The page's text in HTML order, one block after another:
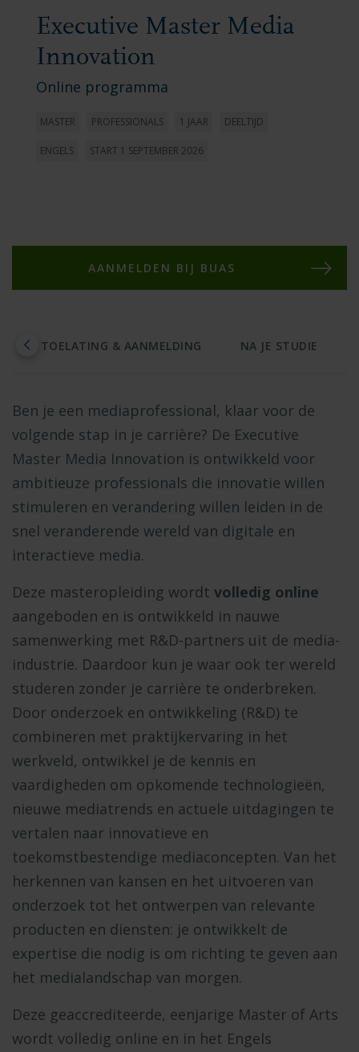
Executive Master Media
Innovation
Online programma
MASTER PROFESSIONALS 1 JAAR DEELTIJD
ENGELS START 1 SEPTEMBER 2026
AANMELDEN BIJ BUAS
TOELATING & AANMELDING NA JE STUDIE
Ben je een mediaprofessional, klaar voor de
volgende stap in je carrière? De Executive
Master Media Innovation is ontwikkeld voor
ambitieuze professionals die innovatie willen
stimuleren en verandering willen leiden in de
snel veranderende wereld van digitale en
interactieve media.
Deze masteropleiding wordt volledig online
aangeboden en is ontwikkeld in nauwe
samenwerking met R&D-partners uit de media-
industrie. Daardoor kun je waar ook ter wereld
studeren zonder je carrière te onderbreken.
Door onderzoek en ontwikkeling (R&D) te
combineren met praktijkervaring in het
werkveld, ontwikkel je de kennis en
vaardigheden om opkomende technologieën,
nieuwe mediatrends en actuele uitdagingen te
vertalen naar innovatieve en
toekomstbestendige mediaconcepten. Van het
herkennen van kansen en het uitvoeren van
onderzoek tot het ontwerpen van relevante
producten en diensten: je ontwikkelt de
expertise die nodig is om richting te geven aan
het medialandschap van morgen.
Deze geaccrediteerde, eenjarige Master of Arts
wordt volledig online en in het Engels